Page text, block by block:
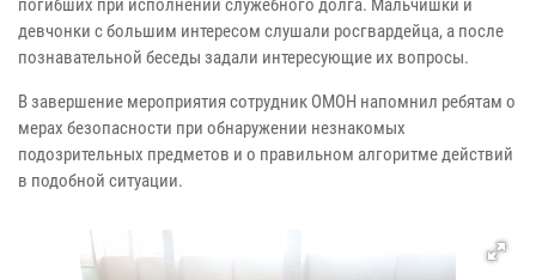
погибших при исполнении служебного долга. Мальчишки и
девчонки с большим интересом слушали росгвардейца, а после
познавательной беседы задали интересующие их вопросы.
В завершение мероприятия сотрудник ОМОН напомнил ребятам о
мерах безопасности при обнаружении незнакомых
подозрительных предметов и о правильном алгоритме действий
в подобной ситуации.